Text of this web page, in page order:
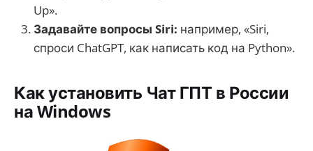
Up».
Задавайте вопросы Siri: например, «Siri,
спроси ChatGPT, как написать код на Python».
Как установить Чат ГПТ в России
на Windows